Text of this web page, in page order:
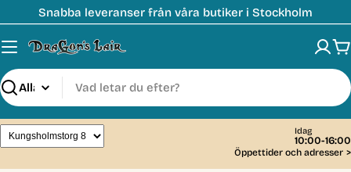
till
innehåll
Snabba leveranser från våra butiker i Stockholm
Sök
Idag
10:00-16:00
Öppettider och adresser >